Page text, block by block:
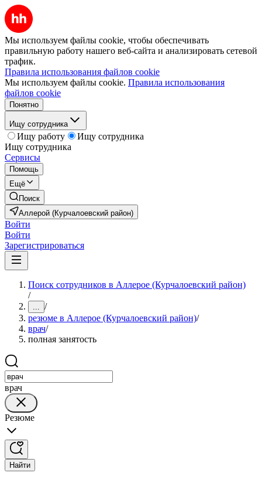
Мы используем файлы cookie, чтобы обеспечивать
правильную работу нашего веб-сайта и анализировать сетевой
трафик.
Правила использования файлов cookie
Мы используем файлы cookie. Правила использования
файлов cookie
Понятно
Ищу сотрудника
Ищу работу
Ищу сотрудника
Ищу сотрудника
Сервисы
Помощь
Ещё
Поиск
Аллерой (Курчалоевский район)
Войти
Войти
Зарегистрироваться
Поиск сотрудников в Аллерое (Курчалоевский район)
/
... /
резюме в Аллерое (Курчалоевский район)/
врач/
полная занятость
врач
Резюме
Найти